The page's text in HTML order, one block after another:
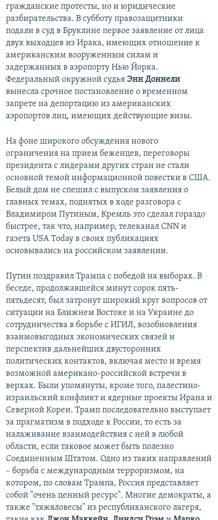
гражданские протесты, но и юридические
разбирательства. В субботу правозащитники
подали в суд в Бруклине первое заявление от лица
двух выходцев из Ирака, имеющих отношение к
американским вооруженным силам и
задержанных в аэропорту Нью Йорка.
Федеральный окружной судья Энн Доннели
вынесла срочное постановление о временном
запрете на депортацию из американских
аэропортов лиц, имеющих действующие визы.
На фоне широкого обсуждения нового
ограничения на прием беженцев, переговоры
президента с лидерами других стран не стали
основной темой информационной повестки в США.
Белый дом не спешил с выпуском заявления о
главных темах, поднятых в ходе разговора с
Владимиром Путиным, Кремль это сделал гораздо
быстрее, так что, например, телеканал CNN и
газета USA Today в своих публикациях
основывались на российском заявлении.
Путин поздравил Трампа с победой на выборах. В
беседе, продолжавшейся минут сорок пять-
пятьдесят, был затронут широкий круг вопросов от
ситуации на Ближнем Востоке и на Украине до
сотрудничества в борьбе с ИГИЛ, возобновления
взаимовыгодных экономических связей и
перспектив дальнейших двусторонних
политических контактов, включая место и время
возможной американо-российской встречи в
верхах. Были упомянуты, кроме того, палестино-
израильский конфликт и ядерные проекты Ирана и
Северной Кореи. Трамп последовательно выступает
за прагматизм в подходе к России, то есть за
налаживание взаимодействия с ней в любой
области, если таковое может быть полезно
Соединенным Штатом. Одно из таких направлений
– борьба с международным терроризмом, на
котором, по словам Трампа, Россия представляет
собой "очень ценный ресурс". Многие демократы, а
также "тяжяловесы" из республиканского лагеря,